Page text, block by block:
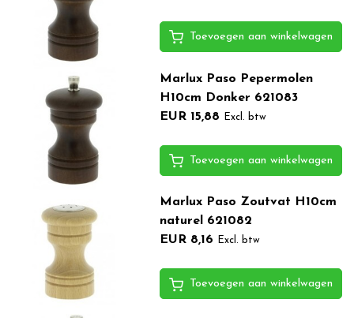
Toevoegen aan winkelwagen
Marlux Paso Pepermolen
H10cm Donker 621083
EUR 15,88
Excl. btw
Toevoegen aan winkelwagen
Marlux Paso Zoutvat H10cm
naturel 621082
EUR 8,16
Excl. btw
Toevoegen aan winkelwagen